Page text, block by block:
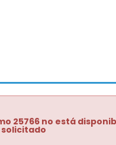
25766 no está